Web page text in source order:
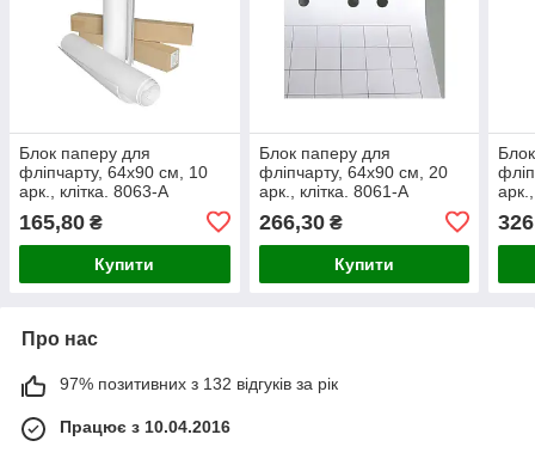
Блок паперу для
фліпчарту, 64х90 см, 10
арк., клітка. 8063-A
165,80 ₴
Купити
Блок паперу для
фліпчарту, 64х90 см, 20
арк., клітка. 8061-A
266,30₴
Купити
Про нас
97% позитивних з 132 відгуків за рік
Працює з 10.04.2016